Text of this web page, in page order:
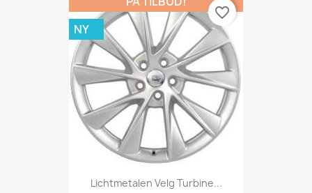
Lichtmetalen Velg Turbine...
NY
favorite_border